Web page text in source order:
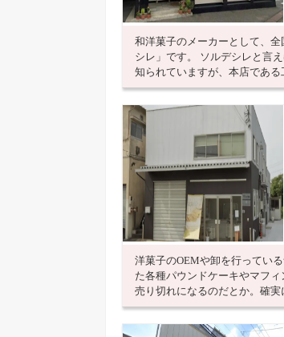
和洋菓子のメーカーとして、
シレ」です。 ソルデシレと言
知られていますが、本店であ
洋菓子のOEMや卸を行ってい
た各種パウンドケーキやマフ
売り切れになるのだとか。確